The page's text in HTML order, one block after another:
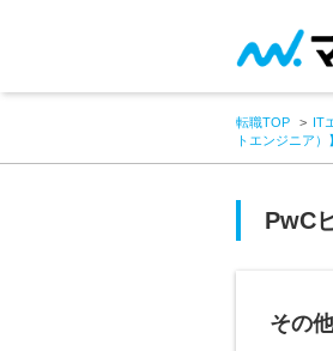
転職TOP IT
トエンジニア
PwC
その